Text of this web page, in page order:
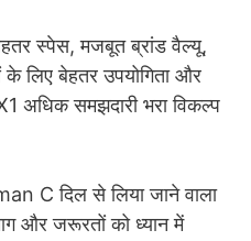
स्पेस, मजबूत ब्रांड वैल्यू,
लिए बेहतर उपयोगिता और
अधिक समझदारी भरा विकल्प
C दिल से लिया जाने वाला
और जरूरतों को ध्यान में